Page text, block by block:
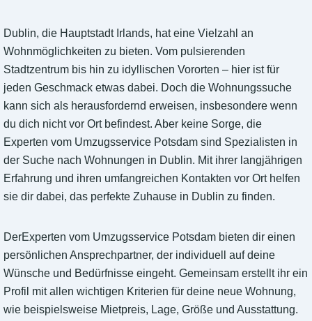
Dublin, die Hauptstadt Irlands, hat eine Vielzahl an
Wohnmöglichkeiten zu bieten. Vom pulsierenden
Stadtzentrum bis hin zu idyllischen Vororten – hier ist für
jeden Geschmack etwas dabei. Doch die Wohnungssuche
kann sich als herausfordernd erweisen, insbesondere wenn
du dich nicht vor Ort befindest. Aber keine Sorge, die
Experten vom Umzugsservice Potsdam sind Spezialisten in
der Suche nach Wohnungen in Dublin. Mit ihrer langjährigen
Erfahrung und ihren umfangreichen Kontakten vor Ort helfen
sie dir dabei, das perfekte Zuhause in Dublin zu finden.
DerExperten vom Umzugsservice Potsdam bieten dir einen
persönlichen Ansprechpartner, der individuell auf deine
Wünsche und Bedürfnisse eingeht. Gemeinsam erstellt ihr ein
Profil mit allen wichtigen Kriterien für deine neue Wohnung,
wie beispielsweise Mietpreis, Lage, Größe und Ausstattung.